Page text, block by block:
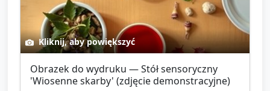
Kliknij, aby powiększyć
Obrazek do wydruku — Stół sensoryczny
'Wiosenne skarby' (zdjęcie demonstracyjne)